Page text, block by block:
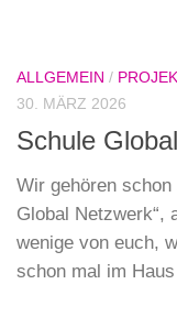
ALLGEMEIN /
30. MÄRZ 2026
Schule Global
Wir gehören
Global Netzwerk“,
wenige von euch,
schon mal im